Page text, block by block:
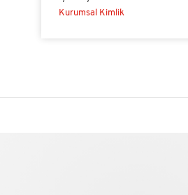
Kurumsal Kimlik